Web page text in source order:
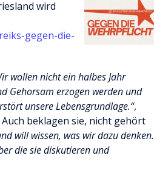
wird
gegen-die-
wollen nicht ein halbes Jahr
Gehorsam erzogen werden und
unsere Lebensgrundlage.“,
beklagen sie, nicht gehört
will wissen, was wir dazu denken.
die sie diskutieren und